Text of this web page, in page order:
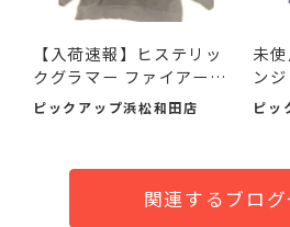
【入荷速報】ヒステリッ
クグラマー ファイアーベ
ア...
ピックアップ浜松和田店
未
ン
た♪
ピッ
関連するブロ